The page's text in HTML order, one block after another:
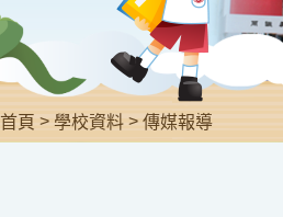
首頁 > 學校資料 > 傳媒報導